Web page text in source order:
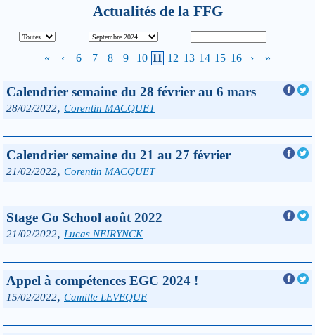
Actualités de la FFG
« ‹ 6 7 8 9 10 11 12 13 14 15 16 › »
Calendrier semaine du 28 février au 6 mars
28/02/2022, Corentin MACQUET
Calendrier semaine du 21 au 27 février
21/02/2022, Corentin MACQUET
Stage Go School août 2022
21/02/2022, Lucas NEIRYNCK
Appel à compétences EGC 2024 !
15/02/2022, Camille LEVEQUE